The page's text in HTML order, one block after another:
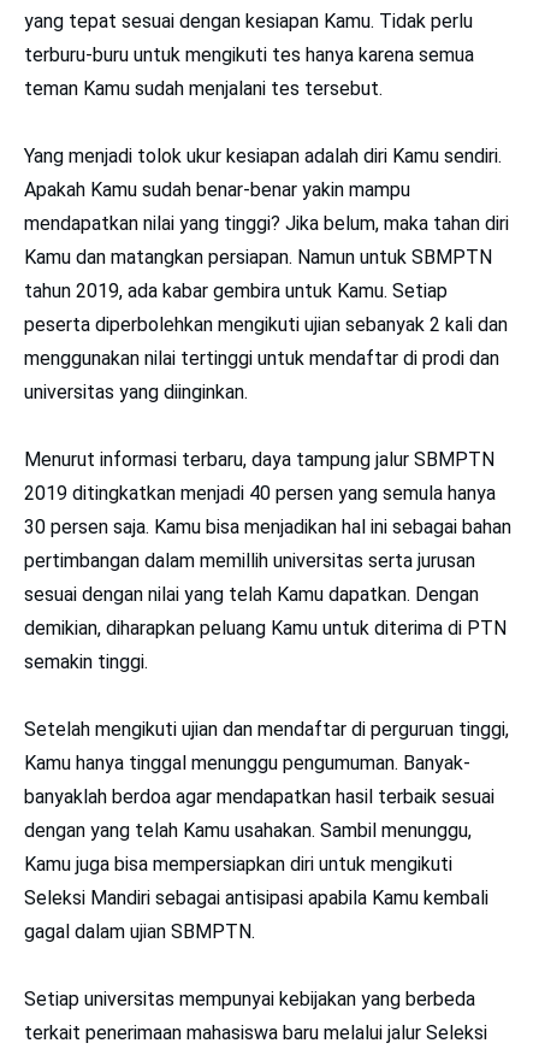
yang tepat sesuai dengan kesiapan Kamu. Tidak perlu
terburu-buru untuk mengikuti tes hanya karena semua
teman Kamu sudah menjalani tes tersebut.
Yang menjadi tolok ukur kesiapan adalah diri Kamu sendiri.
Apakah Kamu sudah benar-benar yakin mampu
mendapatkan nilai yang tinggi? Jika belum, maka tahan diri
Kamu dan matangkan persiapan. Namun untuk SBMPTN
tahun 2019, ada kabar gembira untuk Kamu. Setiap
peserta diperbolehkan mengikuti ujian sebanyak 2 kali dan
menggunakan nilai tertinggi untuk mendaftar di prodi dan
universitas yang diinginkan.
Menurut informasi terbaru, daya tampung jalur SBMPTN
2019 ditingkatkan menjadi 40 persen yang semula hanya
30 persen saja. Kamu bisa menjadikan hal ini sebagai bahan
pertimbangan dalam memillih universitas serta jurusan
sesuai dengan nilai yang telah Kamu dapatkan. Dengan
demikian, diharapkan peluang Kamu untuk diterima di PTN
semakin tinggi.
Setelah mengikuti ujian dan mendaftar di perguruan tinggi,
Kamu hanya tinggal menunggu pengumuman. Banyak-
banyaklah berdoa agar mendapatkan hasil terbaik sesuai
dengan yang telah Kamu usahakan. Sambil menunggu,
Kamu juga bisa mempersiapkan diri untuk mengikuti
Seleksi Mandiri sebagai antisipasi apabila Kamu kembali
gagal dalam ujian SBMPTN.
Setiap universitas mempunyai kebijakan yang berbeda
terkait penerimaan mahasiswa baru melalui jalur Seleksi